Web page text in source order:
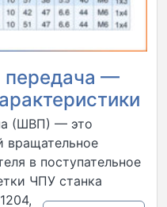
передача —
(ШВП) — это
вращательное
в поступательное
ЧПУ станка
1604, 1605, а